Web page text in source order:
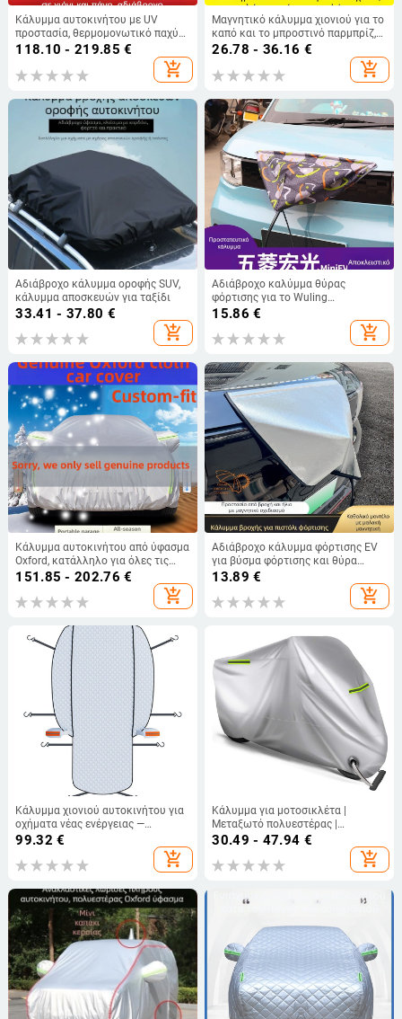
Κάλυμμα αυτοκινήτου με UV
προστασία, θερμομονωτικό παχύ
quilt, αδιάβροχο και ανθεκτικό
118.10 - 219.85 €
add_shopping_cart
Μαγνητικό κάλυμμα χιονιού για το
καπό και το μπροστινό παρμπρίζ,
χειμερινή προστασία από χαλάζι
και πάγο, παχύτερο κάλυμμα
26.78 - 36.16 €
add_shopping_cart
Αδιάβροχο κάλυμμα οροφής SUV,
κάλυμμα αποσκευών για ταξίδι
33.41 - 37.80 €
add_shopping_cart
Αδιάβροχο καλύμμα θύρας
φόρτισης για το Wuling
Hongguang Mini EV,
προστατευτικό ύφασμα για το
βύσμα φόρτισης
15.86 €
add_shopping_cart
Κάλυμμα αυτοκινήτου από ύφασμα
Oxford, κατάλληλο για όλες τις
εποχές, παχύτερη προστασία από
θερμότητας, πλήρης κάλυψη
151.85 - 202.76 €
add_shopping_cart
Αδιάβροχο κάλυμμα φόρτισης EV
για βύσμα φόρτισης και θύρα
φόρτισης
13.89 €
add_shopping_cart
Κάλυμμα χιονιού αυτοκινήτου για
οχήματα νέας ενέργειας —
χειμερινή ασπίδα για το εμπρός
παρμπρίζ, παχύτερο κάλυμμα,
μακρύς σχεδιασμός, καθολική
εγκατάσταση, βάρος 2600 g, υλικό:
αλουμινένιο φιλμ + ψεκαστό
βαμβάκι + μη υφαντό ύφασμ
99.32 €
add_shopping_cart
Κάλυμμα για μοτοσικλέτα |
Μεταξωτό πολυεστέρας |
Προσαρμογή: Ναι | Εφαρμοζόμενα
μοντέλα: Συμβουλευτείτε την
εξυπηρέτηση πελατών | Ιδιωτικά
30.49 - 47.94 €
add_shopping_cart